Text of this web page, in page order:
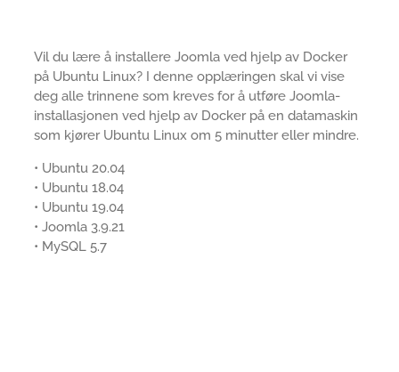
Vil du lære å installere Joomla ved hjelp av Docker
på Ubuntu Linux? I denne opplæringen skal vi vise
deg alle trinnene som kreves for å utføre Joomla-
installasjonen ved hjelp av Docker på en datamaskin
som kjører Ubuntu Linux om 5 minutter eller mindre.
• Ubuntu 20.04
• Ubuntu 18.04
• Ubuntu 19.04
• Joomla 3.9.21
• MySQL 5.7